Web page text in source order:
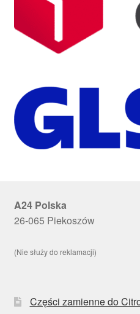
A24 Polska
26-065 Piekoszów
(Nie służy do reklamacji)
Części zamienne do